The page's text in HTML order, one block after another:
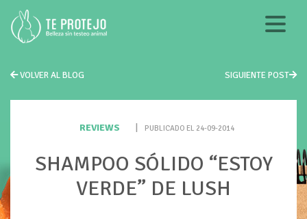
VOLVER AL BLOG SIGUIENTE POST
REVIEWS PUBLICADO EL 24-09-2014
SHAMPOO SÓLIDO “ESTOY
VERDE” DE LUSH